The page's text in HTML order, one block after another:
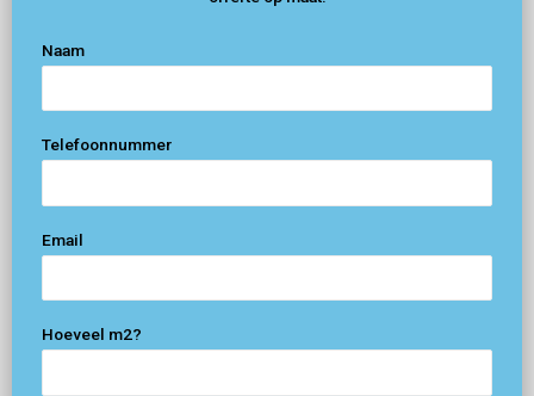
Naam
Telefoonnummer
Email
Hoeveel m2?